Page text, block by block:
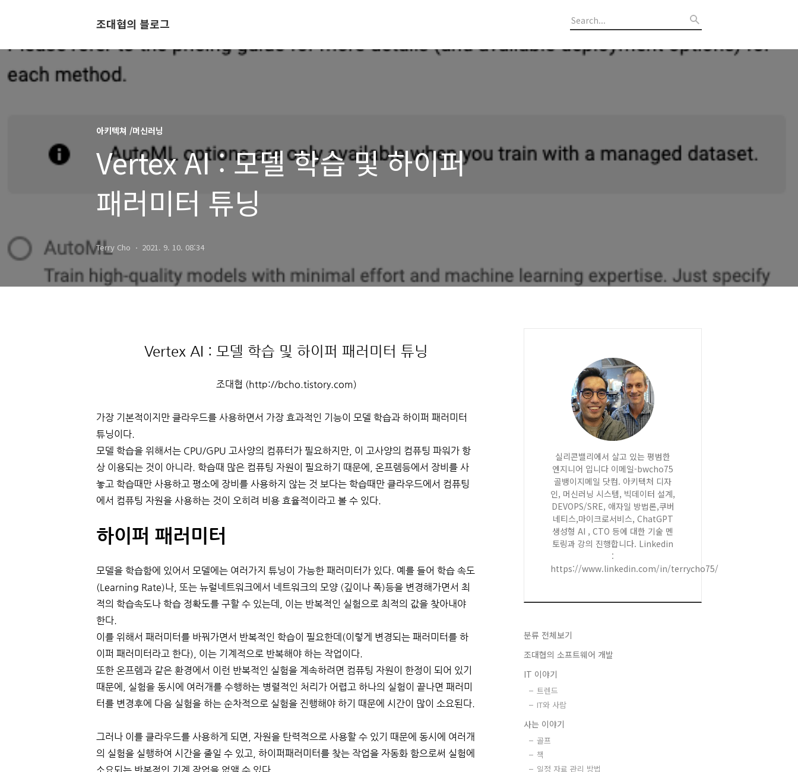
조대협의 블로그
아키텍쳐 /머신러닝
Vertex AI : 모델 학습 및 하이퍼
패러미터 튜닝
Terry Cho 2021. 9. 10. 08:34
Vertex AI : 모델 학습 및 하이퍼 패러미터 튜닝
조대협 (http://bcho.tistory.com)
가장 기본적이지만 클라우드를 사용하면서 가장 효과적인 기능이 모델 학습과 하이퍼 패러미터
튜닝이다.
모델 학습을 위해서는 CPU/GPU 고사양의 컴퓨터가 필요하지만, 이 고사양의 컴퓨팅 파워가 항
상 이용되는 것이 아니라. 학습때 많은 컴퓨팅 자원이 필요하기 때문에, 온프렘등에서 장비를 사
놓고 학습때만 사용하고 평소에 장비를 사용하지 않는 것 보다는 학습때만 클라우드에서 컴퓨팅
에서 컴퓨팅 자원을 사용하는 것이 오히려 비용 효율적이라고 볼 수 있다.
하이퍼 패러미터
모델을 학습함에 있어서 모델에는 여러가지 튜닝이 가능한 패러미터가 있다. 예를 들어 학습 속도
(Learning Rate)나, 또는 뉴럴네트워크에서 네트워크의 모양 (깊이나 폭)등을 변경해가면서 최
적의 학습속도나 학습 정확도를 구할 수 있는데, 이는 반복적인 실험으로 최적의 값을 찾아내야
한다.
이를 위해서 패러미터를 바꿔가면서 반복적인 학습이 필요한데(이렇게 변경되는 패러미터를 하
이퍼 패러미터라고 한다), 이는 기계적으로 반복해야 하는 작업이다.
또한 온프렘과 같은 환경에서 이런 반복적인 실험을 계속하려면 컴퓨팅 자원이 한정이 되어 있기
때문에, 실험을 동시에 여러개를 수행하는 병렬적인 처리가 어렵고 하나의 실험이 끝나면 패러미
터를 변경후에 다음 실험을 하는 순차적으로 실험을 진행해야 하기 때문에 시간이 많이 소요된다.
그러나 이를 클라우드를 사용하게 되면, 자원을 탄력적으로 사용할 수 있기 때문에 동시에 여러개
의 실험을 실행하여 시간을 줄일 수 있고, 하이퍼패러미터를 찾는 작업을 자동화 함으로써 실험에
실리콘밸리에서 살고 있는 평범한
엔지니어 입니다 이메일-bwcho75
골뱅이지메일 닷컴. 아키텍처 디자
인, 머신러닝 시스템, 빅데이터 설계,
DEVOPS/SRE, 애자일 방법론,쿠버
네티스,마이크로서비스, ChatGPT
생성형 AI , CTO 등에 대한 기술 멘
토링과 강의 진행합니다. Linkedin
:
https://www.linkedin.com/in/terrycho75/
분류 전체보기
조대협의 소프트웨어 개발
IT 이야기
트렌드
IT와 사람
사는 이야기
골프
책
일정 자료 관리 방법